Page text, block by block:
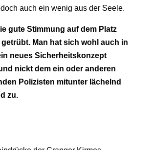
auch ein wenig aus der Seele.
gute Stimmung auf dem Platz
Man hat sich wohl auch in
neues Sicherheitskonzept
nickt dem ein oder anderen
Polizisten mitunter lächelnd
zu.